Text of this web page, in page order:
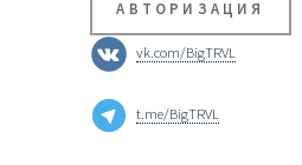
АВТОРИЗАЦИЯ
vk.com/BigTRVL
t.me/BigTRVL